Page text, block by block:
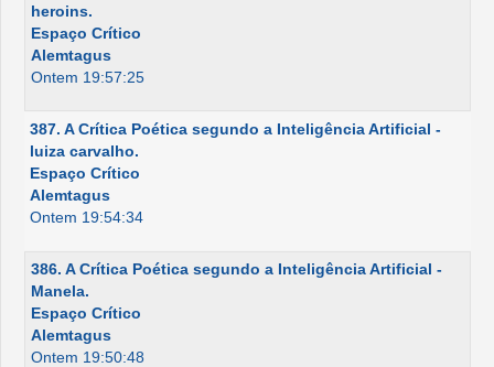
heroins.
Espaço Crítico
Alemtagus
Ontem 19:57:25
387. A Crítica Poética segundo a Inteligência Artificial -
luiza carvalho.
Espaço Crítico
Alemtagus
Ontem 19:54:34
386. A Crítica Poética segundo a Inteligência Artificial -
Manela.
Espaço Crítico
Alemtagus
Ontem 19:50:48